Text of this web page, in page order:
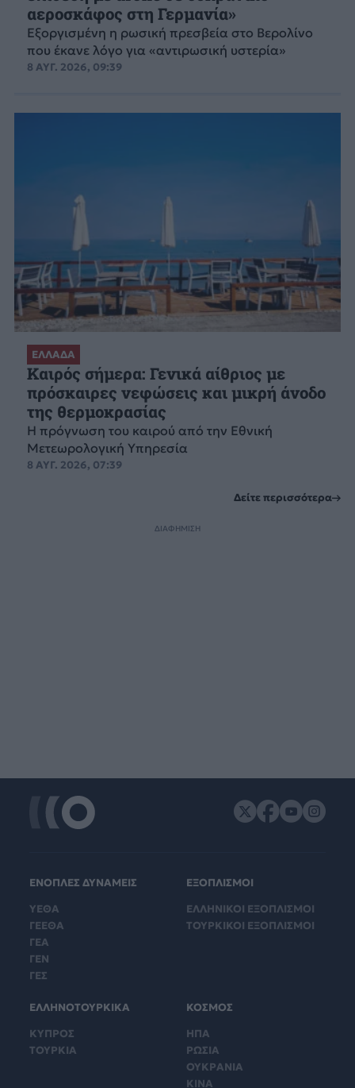
αεροσκάφος στη Γερμανία»
Εξοργισμένη η ρωσική πρεσβεία στο Βερολίνο
που έκανε λόγο για «αντιρωσική υστερία»
8 ΑΥΓ. 2026, 09:39
ΕΛΛΑΔΑ
Καιρός σήμερα: Γενικά αίθριος με
πρόσκαιρες νεφώσεις και μικρή άνοδο
της θερμοκρασίας
Η πρόγνωση του καιρού από την Εθνική
Μετεωρολογική Υπηρεσία
8 ΑΥΓ. 2026, 07:39
Δείτε περισσότερα
ΔΙΑΦΗΜΙΣΗ
ΕΝΟΠΛΕΣ ΔΥΝΑΜΕΙΣ
ΥΕΘΑ
ΓΕΕΘΑ
ΓΕΑ
ΓΕΝ
ΓΕΣ
ΕΞΟΠΛΙΣΜΟΙ
ΕΛΛΗΝΙΚΟΙ ΕΞΟΠΛΙΣΜΟΙ
ΤΟΥΡΚΙΚΟΙ ΕΞΟΠΛΙΣΜΟΙ
ΕΛΛΗΝΟΤΟΥΡΚΙΚΑ
ΚΥΠΡΟΣ
ΤΟΥΡΚΙΑ
ΚΟΣΜΟΣ
ΗΠΑ
ΡΩΣΙΑ
ΟΥΚΡΑΝΙΑ
ΚΙΝΑ